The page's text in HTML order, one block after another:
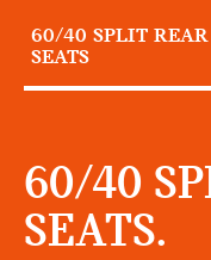
60/40 SPLIT REAR
SEATS
60/40
SEATS.